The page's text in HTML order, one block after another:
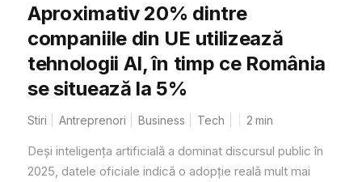
Aproximativ 20% dintre
companiile din UE utilizează
tehnologii AI, în timp ce România
se situează la 5%
Stiri Antreprenori Business Tech 2 min
Deși inteligența artificială a dominat discursul public în
2025, datele oficiale indică o adopție reală mult mai